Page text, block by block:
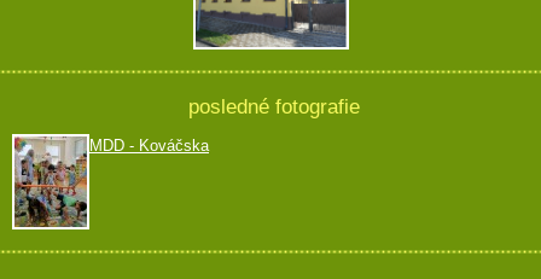
posledné fotografie
MDD - Kováčska